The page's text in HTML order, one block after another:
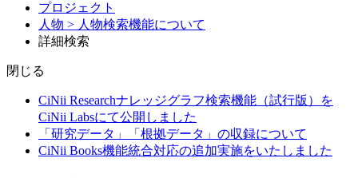
プロジェクト
人物 > 人物検索機能について
詳細検索
閉じる
CiNii Researchナレッジグラフ検索機能（試行版）を
CiNii Labsにて公開しました
「研究データ」「根拠データ」の収録について
CiNii Books機能統合対応の追加実施をいたしました